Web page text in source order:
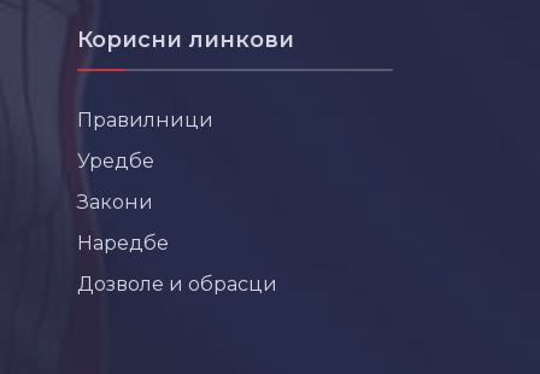
Корисни линкови
Правилници
Уредбе
Закони
Наредбе
Дозволе и обрасци